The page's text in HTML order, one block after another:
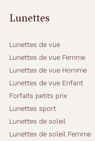
Lunettes
Lunettes de vue
Lunettes de vue Femme
Lunettes de vue Homme
Lunettes de vue Enfant
Forfaits petits prix
Lunettes sport
Lunettes de soleil
Lunettes de soleil Femme